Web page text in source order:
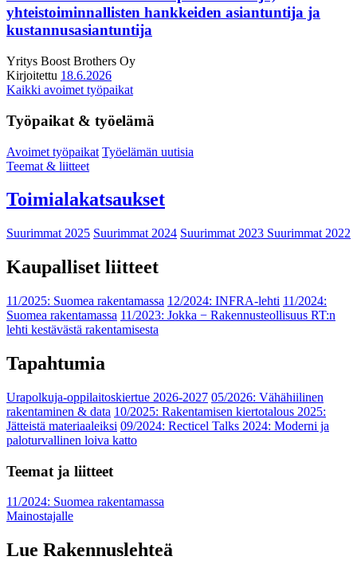
yhteistoiminnallisten hankkeiden asiantuntija ja
kustannusasiantuntija
Yritys Boost Brothers Oy
Kirjoitettu 18.6.2026
Kaikki avoimet työpaikat
Työpaikat & työelämä
Avoimet työpaikat Työelämän uutisia
Teemat & liitteet
Toimialakatsaukset
Suurimmat 2025 Suurimmat 2024 Suurimmat 2023 Suurimmat 2022
Kaupalliset liitteet
11/2025: Suomea rakentamassa 12/2024: INFRA-lehti 11/2024:
Suomea rakentamassa 11/2023: Jokka − Rakennusteollisuus RT:n
lehti kestävästä rakentamisesta
Tapahtumia
Urapolkuja-oppilaitoskiertue 2026-2027 05/2026: Vähähiilinen
rakentaminen & data 10/2025: Rakentamisen kiertotalous 2025:
Jätteistä materiaaleiksi 09/2024: Recticel Talks 2024: Moderni ja
paloturvallinen loiva katto
Teemat ja liitteet
11/2024: Suomea rakentamassa
Mainostajalle
Lue Rakennuslehteä